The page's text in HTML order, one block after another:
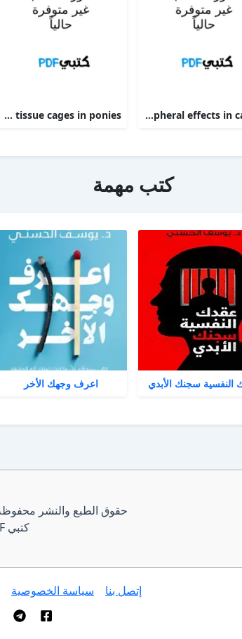
The alpha 2-adrenoceptor agonists xylazine and guanfacine exert different central nervous system, but comparable peripheral effects in calves
Clinical efficacy of intravenous administration of marbofloxacin in a Staphylococcus aureus infection in tissue cages in ponies
كتب مهمة
النفسية سجنك الأبدي اعرف وجهك الأخر
كتبي PDF
إتصل بنا سياسة الخصوصية